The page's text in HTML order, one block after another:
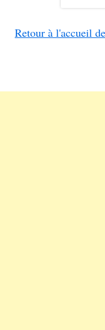
Retour à l'accueil